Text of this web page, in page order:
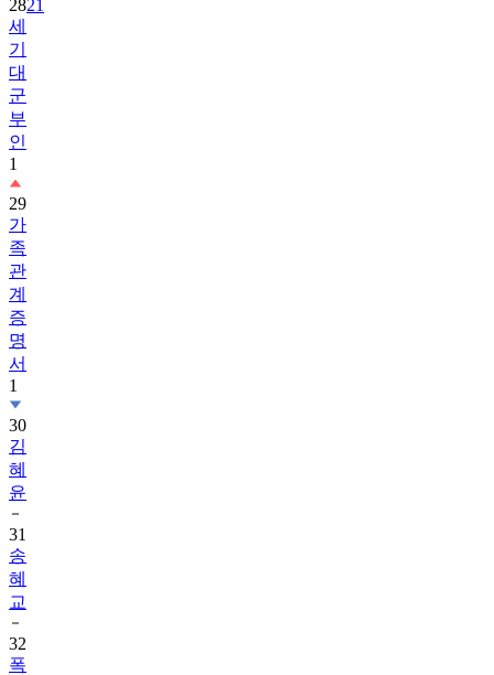
2821
세
기
대
군
부
인
1
29
가
족
관
계
증
명
서
1
30
김
혜
윤
31
송
혜
교
32
폭